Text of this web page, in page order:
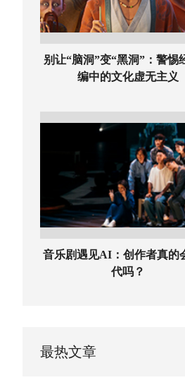
别让“脑洞”变“黑洞”：警惕
编中的文化虚无主义
音乐剧遇见AI：创作者真的
代吗？
最热文章